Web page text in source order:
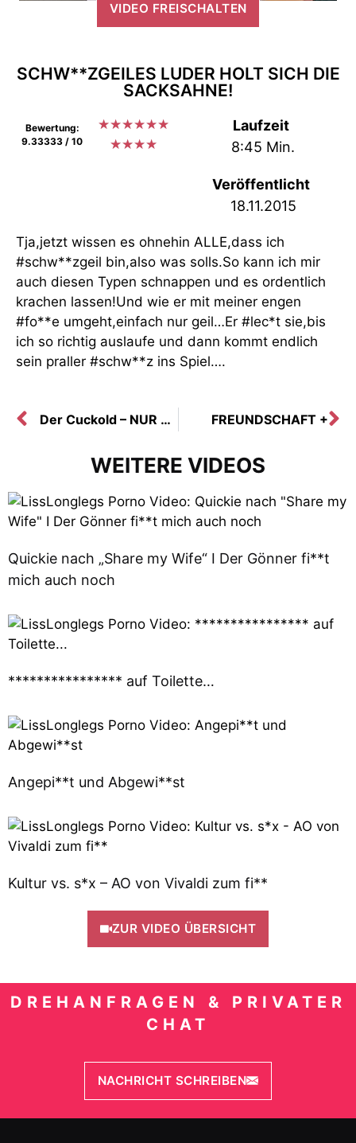
VIDEO FREISCHALTEN
SCHW**ZGEILES LUDER HOLT SICH DIE
SACKSAHNE!
Bewertung:
9.33333 / 10
★★★★★★
★★★★
Laufzeit
8:45 Min.
Veröffentlicht
18.11.2015
Tja,jetzt wissen es ohnehin ALLE,dass ich
#schw**zgeil bin,also was solls.So kann ich mir
auch diesen Typen schnappen und es ordentlich
krachen lassen!Und wie er mit meiner engen
#fo**e umgeht,einfach nur geil…Er #lec*t sie,bis
ich so richtig auslaufe und dann kommt endlich
sein praller #schw**z ins Spiel….
Der Cuckold – NUR ZUSCHAUEN! FREUNDSCHAFT +
WEITERE VIDEOS
Quickie nach „Share my Wife“ I Der Gönner fi**t
mich auch noch
**************** auf Toilette…
Angepi**t und Abgewi**st
Kultur vs. s*x – AO von Vivaldi zum fi**
ZUR VIDEO ÜBERSICHT
DREHANFRAGEN & PRIVATER
CHAT
NACHRICHT SCHREIBEN